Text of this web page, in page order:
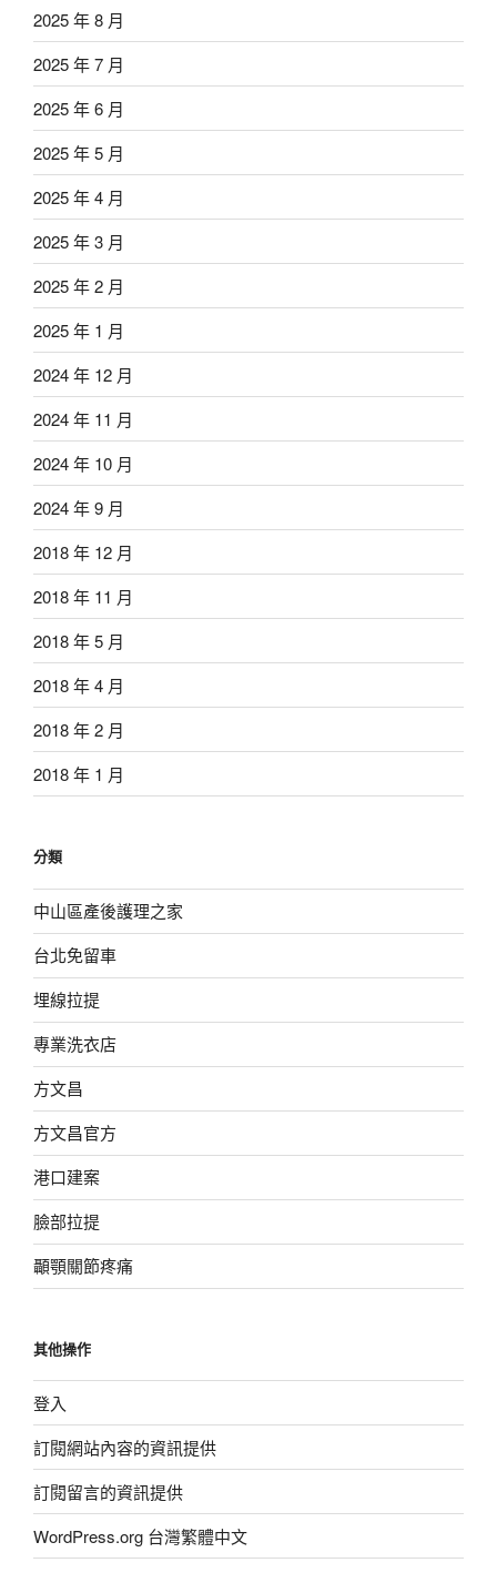
2025 年 8 月
2025 年 7 月
2025 年 6 月
2025 年 5 月
2025 年 4 月
2025 年 3 月
2025 年 2 月
2025 年 1 月
2024 年 12 月
2024 年 11 月
2024 年 10 月
2024 年 9 月
2018 年 12 月
2018 年 11 月
2018 年 5 月
2018 年 4 月
2018 年 2 月
2018 年 1 月
分類
中山區產後護理之家
台北免留車
埋線拉提
專業洗衣店
方文昌
方文昌官方
港口建案
臉部拉提
顳顎關節疼痛
其他操作
登入
訂閱網站內容的資訊提供
訂閱留言的資訊提供
WordPress.org 台灣繁體中文